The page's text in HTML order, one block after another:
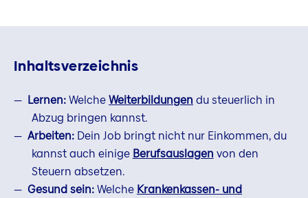
Inhaltsverzeichnis
Lernen:WelcheWeiterbildungen du steuerlich in
Abzug bringen kannst.
Arbeiten: Dein Job bringt nicht nur Einkommen, du
kannst auch einige Berufsauslagen von den
Steuern absetzen.
Gesund sein:Welche Krankenkassen- und